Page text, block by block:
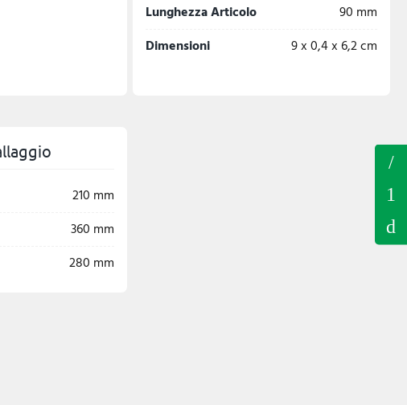
Lunghezza Articolo
90 mm
Dimensioni
9 x 0,4 x 6,2 cm
210 mm
360 mm
280 mm